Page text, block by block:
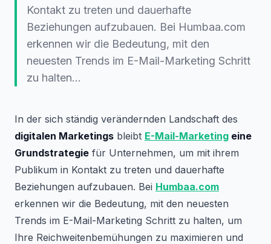
Kontakt zu treten und dauerhafte
Beziehungen aufzubauen. Bei Humbaa.com
erkennen wir die Bedeutung, mit den
neuesten Trends im E-Mail-Marketing Schritt
zu halten...
In der sich ständig verändernden Landschaft des
digitalen Marketings bleibt E-Mail-Marketing eine
Grundstrategie für Unternehmen, um mit ihrem
Publikum in Kontakt zu treten und dauerhafte
Beziehungen aufzubauen. Bei Humbaa.com
erkennen wir die Bedeutung, mit den neuesten
Trends im E-Mail-Marketing Schritt zu halten, um
Ihre Reichweitenbemühungen zu maximieren und